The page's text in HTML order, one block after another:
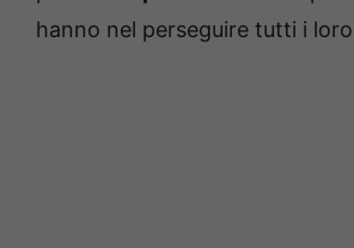
hanno nel perseguire tutti i